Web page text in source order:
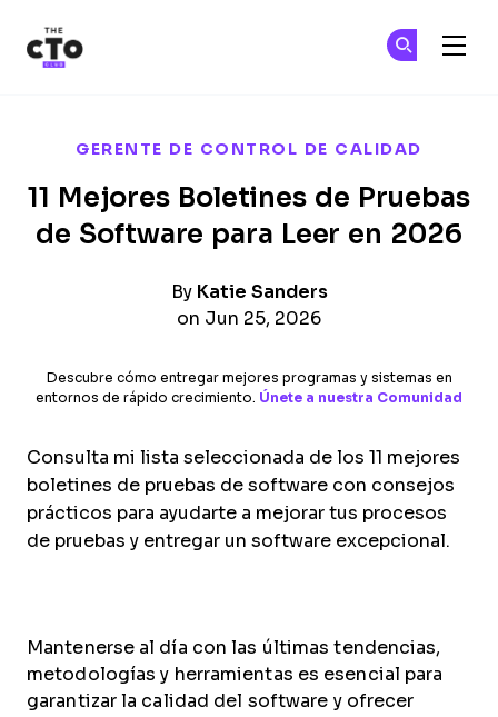
GERENTE DE CONTROL DE CALIDAD
11 Mejores Boletines de Pruebas
de Software para Leer en 2026
By Katie Sanders
on Jun 25, 2026
Descubre cómo entregar mejores programas y sistemas en
entornos de rápido crecimiento. Únete a nuestra Comunidad
Consulta mi lista seleccionada de los 11 mejores
boletines de pruebas de software con consejos
prácticos para ayudarte a mejorar tus procesos
de pruebas y entregar un software excepcional.
Mantenerse al día con las últimas tendencias,
metodologías y herramientas es esencial para
garantizar la calidad del software y ofrecer